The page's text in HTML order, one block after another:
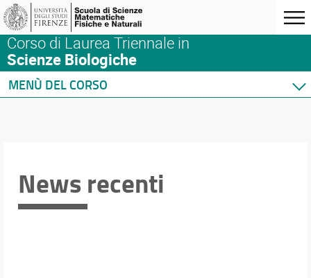
Corso di Laurea Triennale in
Scienze Biologiche
MENÙ DEL CORSO
Docenti
Orario e calendari
News recenti